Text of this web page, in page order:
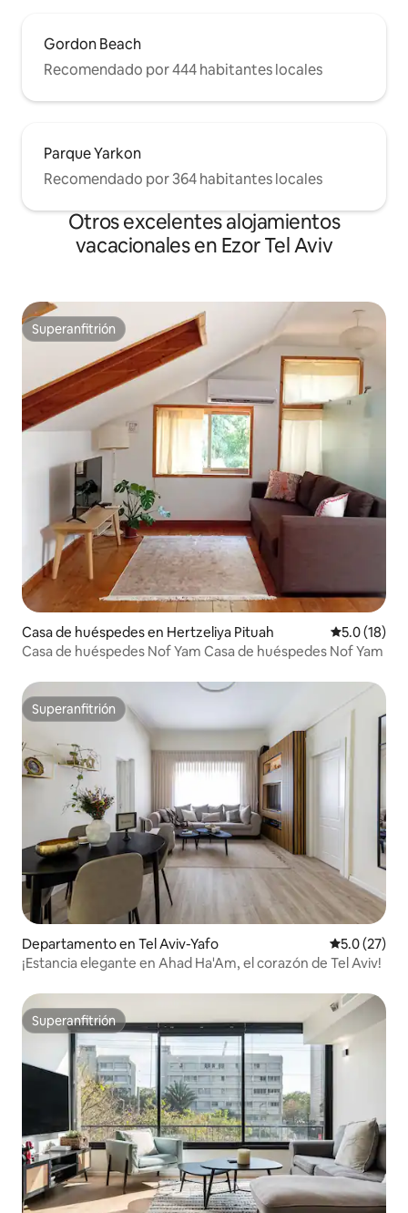
que es una vista impresionante y
hermosa, pero no dudes en ponerte en
contacto con nosotros si tienes alguna
pregunta.
Gordon Beach
Recomendado por 444 habitantes locales
Parque Yarkon
Recomendado por 364 habitantes locales
Otros excelentes alojamientos
vacacionales en Ezor Tel Aviv
Superanfitrión
Superanfitrión
Casa de huéspedes en Hertzeliya Pituah Calificación
5.0 (18)
Casa de huéspedes Nof Yam Casa de huéspedes Nof Yam
Superanfitrión
Superanfitrión
Departamento en Tel Aviv-Yafo Calificación
5.0 (27)
¡Estancia elegante en Ahad Ha'Am, el corazón de Tel Aviv!
Superanfitrión
Superanfitrión